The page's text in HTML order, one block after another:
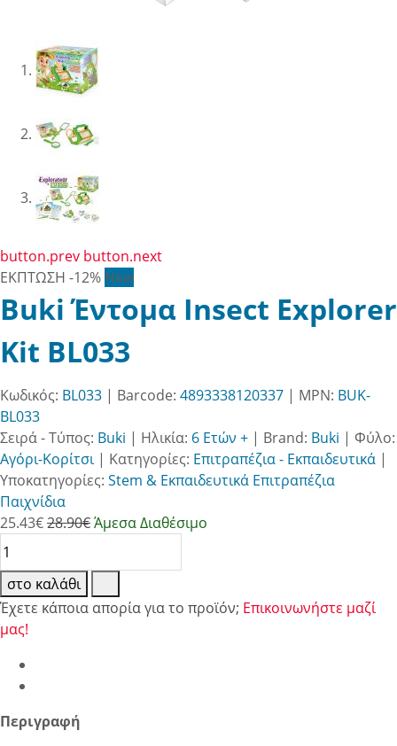
button.prev button.next
ΕΚΠΤΩΣΗ -12% New
Buki Έντομα Insect Explorer
Kit BL033
Κωδικός: BL033 | Barcode: 4893338120337 | MPN: BUK-
BL033
Σειρά - Τύπος: Buki | Ηλικία: 6 Ετών + | Brand: Buki | Φύλο:
Αγόρι-Κορίτσι| Κατηγορίες: Επιτραπέζια - Εκπαιδευτικά |
Υποκατηγορίες: Stem & Εκπαιδευτικά Επιτραπέζια
Παιχνίδια
25.43€28.90€Άμεσα Διαθέσιμο
στο καλάθι
Έχετε κάποια απορία για το προϊόν; Επικοινωνήστε μαζί
μας!
Περιγραφή